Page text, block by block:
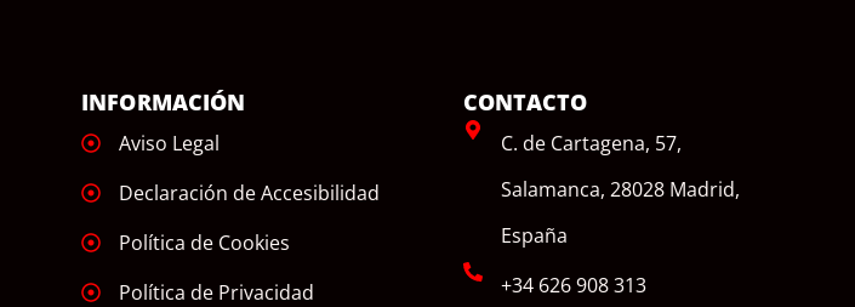
INFORMACIÓN
Aviso Legal
Declaración de Accesibilidad
Política de Cookies
Política de Privacidad
CONTACTO
C. de Cartagena, 57,
Salamanca, 28028 Madrid,
España
+34 626 908 313